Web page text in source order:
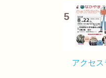
アクセ